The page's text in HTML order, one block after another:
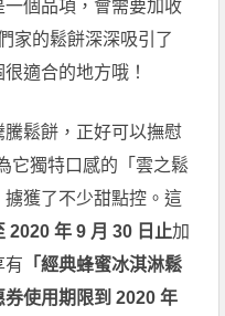
個品項，會需要加收
家的鬆餅深深吸引了
適合的地方哦！
鬆餅，正好可以撫慰
它獨特口感的「雲之鬆
獲了不少甜點控。這
2020 年 9 月 30 日止加
有 「經典蜂蜜冰淇淋鬆
券使用期限到 2020 年